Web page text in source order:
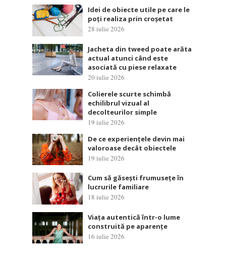
Idei de obiecte utile pe care le
poți realiza prin croșetat
28 iulie 2026
Jacheta din tweed poate arăta
actual atunci când este
asociată cu piese relaxate
20 iulie 2026
Colierele scurte schimbă
echilibrul vizual al
decolteurilor simple
19 iulie 2026
De ce experiențele devin mai
valoroase decât obiectele
19 iulie 2026
Cum să găsești frumusețe în
lucrurile familiare
18 iulie 2026
Viața autentică într-o lume
construită pe aparențe
16 iulie 2026